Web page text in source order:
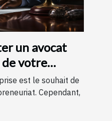
un avocat
votre
est le souhait de
Cependant,